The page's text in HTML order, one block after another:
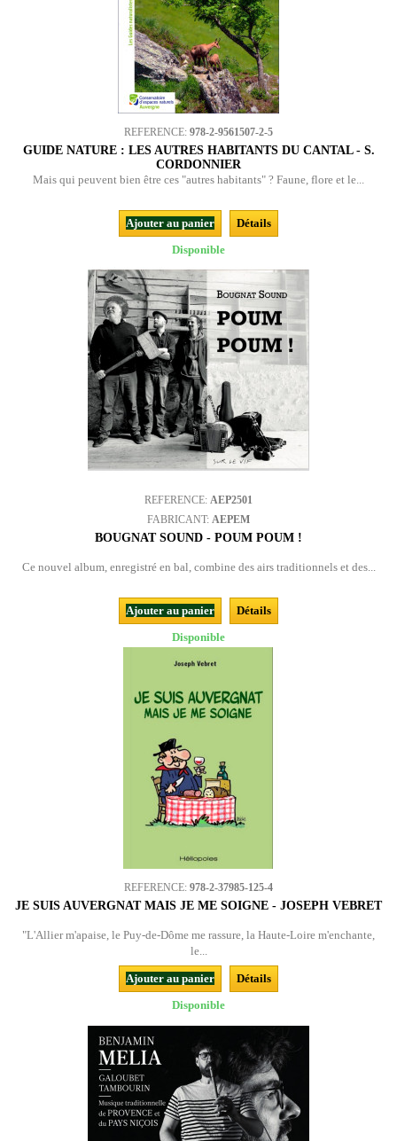
REFERENCE: 978-2-9561507-2-5
GUIDE NATURE : LES AUTRES HABITANTS DU CANTAL - S.
CORDONNIER
Mais qui peuvent bien être ces "autres habitants" ? Faune, flore et le...
Ajouter au panier
Détails
Disponible
REFERENCE: AEP2501
FABRICANT: AEPEM
BOUGNAT SOUND - POUM POUM !
Ce nouvel album, enregistré en bal, combine des airs traditionnels et des...
Ajouter au panier
Détails
Disponible
REFERENCE: 978-2-37985-125-4
JE SUIS AUVERGNAT MAIS JE ME SOIGNE - JOSEPH VEBRET
"L'Allier m'apaise, le Puy-de-Dôme me rassure, la Haute-Loire m'enchante,
le...
Ajouter au panier
Détails
Disponible